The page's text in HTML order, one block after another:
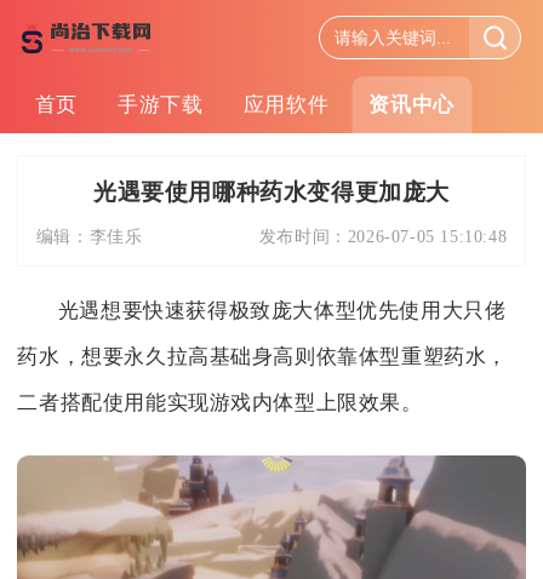
首页 手游下载 应用软件 资讯中心
光遇要使用哪种药水变得更加庞大
编辑： 李佳乐 发布时间： 2026-07-05 15:10:48
光遇想要快速获得极致庞大体型优先使用大只佬
药水，想要永久拉高基础身高则依靠体型重塑药水，
二者搭配使用能实现游戏内体型上限效果。